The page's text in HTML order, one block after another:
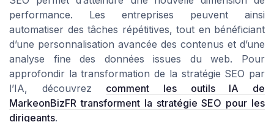
performance. Les entreprises peuvent ainsi
automatiser des tâches répétitives, tout en bénéficiant
d’une personnalisation avancée des contenus et d’une
analyse fine des données issues du web. Pour
approfondir la transformation de la stratégie SEO par
l’IA, découvrez comment les outils IA de
MarkeonBizFR transforment la stratégie SEO pour les
dirigeants.